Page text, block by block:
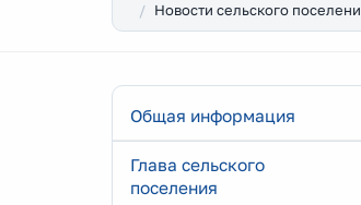
Новости сельского
Общая информация
Глава сельского
поселения